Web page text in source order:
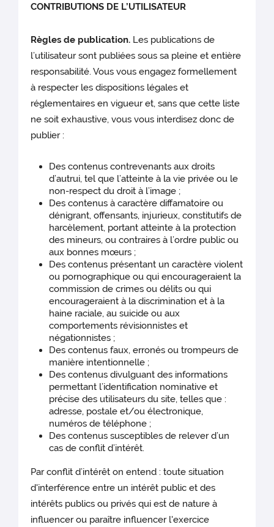
CONTRIBUTIONS DE L’UTILISATEUR
Règles de publication. Les publications de
l’utilisateur sont publiées sous sa pleine et entière
responsabilité. Vous vous engagez formellement
à respecter les dispositions légales et
réglementaires en vigueur et, sans que cette liste
ne soit exhaustive, vous vous interdisez donc de
publier :
Des contenus contrevenants aux droits
d’autrui, tel que l’atteinte à la vie privée ou le
non-respect du droit à l’image ;
Des contenus à caractère diffamatoire ou
dénigrant, offensants, injurieux, constitutifs de
harcèlement, portant atteinte à la protection
des mineurs, ou contraires à l’ordre public ou
aux bonnes mœurs ;
Des contenus présentant un caractère violent
ou pornographique ou qui encourageraient la
commission de crimes ou délits ou qui
encourageraient à la discrimination et à la
haine raciale, au suicide ou aux
comportements révisionnistes et
négationnistes ;
Des contenus faux, erronés ou trompeurs de
manière intentionnelle ;
Des contenus divulguant des informations
permettant l’identification nominative et
précise des utilisateurs du site, telles que :
adresse, postale et/ou électronique,
numéros de téléphone ;
Des contenus susceptibles de relever d’un
cas de conflit d’intérêt.
Par conflit d’intérêt on entend : toute situation
d'interférence entre un intérêt public et des
intérêts publics ou privés qui est de nature à
influencer ou paraître influencer l'exercice